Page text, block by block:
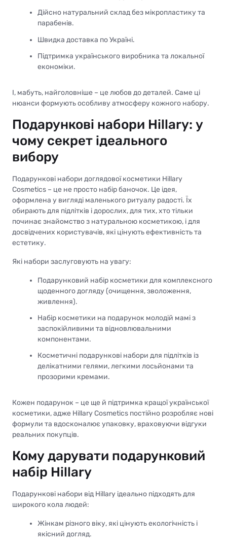
Дійсно натуральний склад без мікропластику та
парабенів.
Швидка доставка по Україні.
Підтримка українського виробника та локальної
економіки.
І, мабуть, найголовніше – це любов до деталей. Саме ці
нюанси формують особливу атмосферу кожного набору.
Подарункові набори Hillary: у
чому секрет ідеального
вибору
Подарункові набори доглядової косметики Hillary
Cosmetics – це не просто набір баночок. Це ідея,
оформлена у вигляді маленького ритуалу радості. Їх
обирають для підлітків і дорослих, для тих, хто тільки
починає знайомство з натуральною косметикою, і для
досвідчених користувачів, які цінують ефективність та
естетику.
Які набори заслуговують на увагу:
Подарунковий набір косметики для комплексного
щоденного догляду (очищення, зволоження,
живлення).
Набір косметики на подарунок молодій мамі з
заспокійливими та відновлювальними
компонентами.
Косметичні подарункові набори для підлітків із
делікатними гелями, легкими лосьйонами та
прозорими кремами.
Кожен подарунок – це ще й підтримка кращої української
косметики, адже Hillary Cosmetics постійно розробляє нові
формули та вдосконалює упаковку, враховуючи відгуки
реальних покупців.
Кому дарувати подарунковий
набір Hillary
Подарункові набори від Hillary ідеально підходять для
широкого кола людей:
Жінкам різного віку, які цінують екологічність і
якісний догляд.